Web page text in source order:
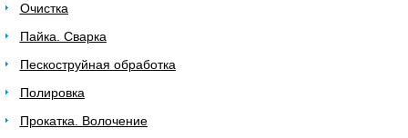
Очистка
Пайка. Сварка
Пескоструйная обработка
Полировка
Прокатка. Волочение